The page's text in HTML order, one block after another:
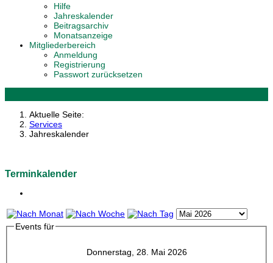
Hilfe
Jahreskalender
Beitragsarchiv
Monatsanzeige
Mitgliederbereich
Anmeldung
Registrierung
Passwort zurücksetzen
Aktuelle Seite:
Services
Jahreskalender
Terminkalender
Events für
Donnerstag, 28. Mai 2026